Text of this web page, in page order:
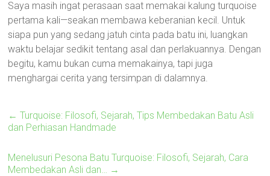
Saya masih ingat perasaan saat memakai kalung turquoise
pertama kali—seakan membawa keberanian kecil. Untuk
siapa pun yang sedang jatuh cinta pada batu ini, luangkan
waktu belajar sedikit tentang asal dan perlakuannya. Dengan
begitu, kamu bukan cuma memakainya, tapi juga
menghargai cerita yang tersimpan di dalamnya.
← Turquoise: Filosofi, Sejarah, Tips Membedakan Batu Asli
dan Perhiasan Handmade
Menelusuri Pesona Batu Turquoise: Filosofi, Sejarah, Cara
Membedakan Asli dan… →